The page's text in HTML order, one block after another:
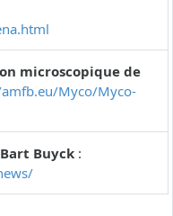
microscopique de
Myco/Myco-
Buyck :